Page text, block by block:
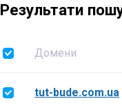
Результати
Домени
tut-bude.com.ua